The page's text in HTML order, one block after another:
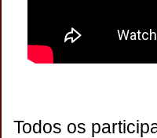
Todos os